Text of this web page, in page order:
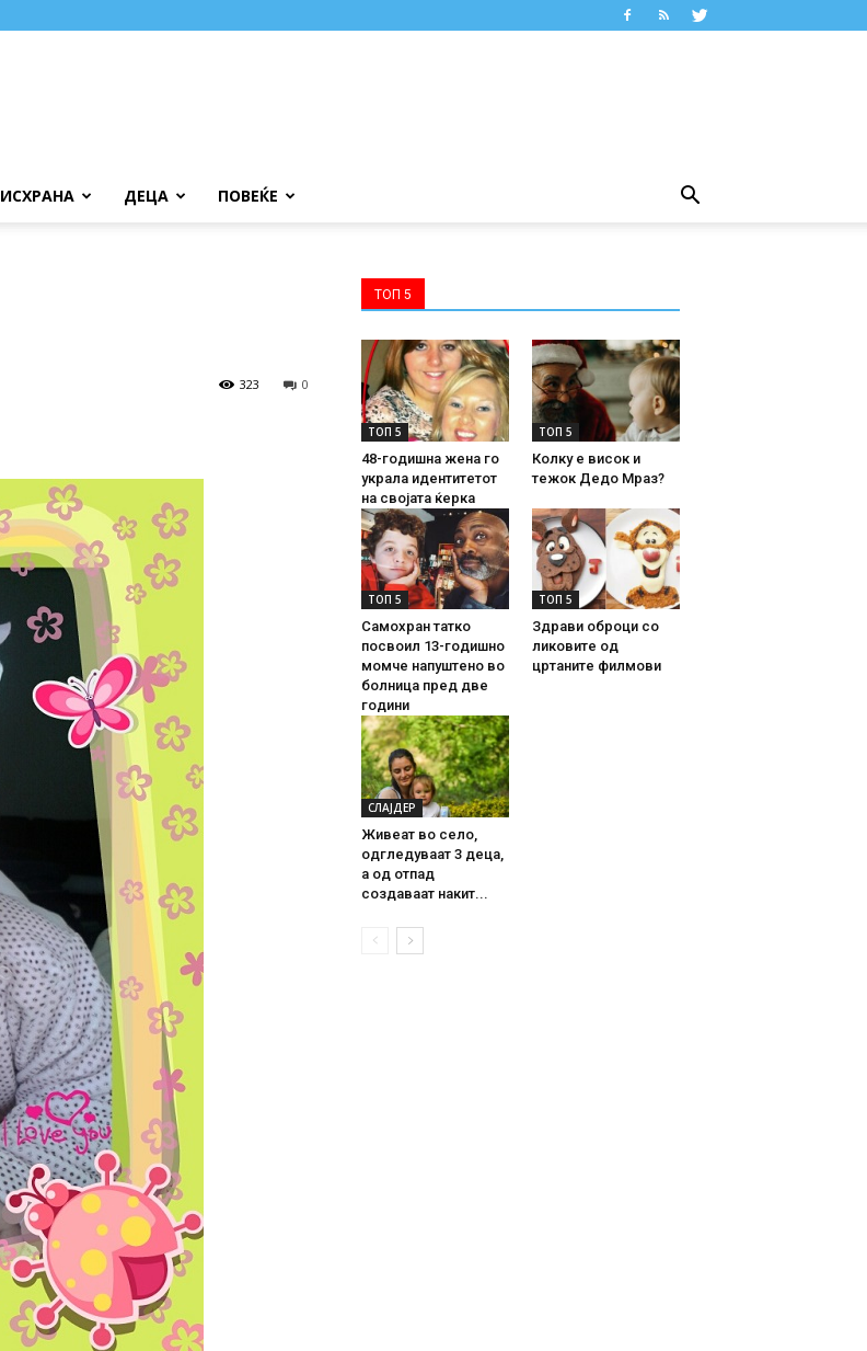
ИСХРАНА ДЕЦА ПОВЕЌЕ
0
323
ТОП 5
ТОП 5
48-годишна жена го
украла идентитетот
на својата ќерка
ТОП 5
Колку е висок и
тежок Дедо Мраз?
ТОП 5
Самохран татко
посвоил 13-годишно
момче напуштено во
болница пред две
години
ТОП 5
Здрави оброци со
ликовите од
цртаните филмови
СЛАЈДЕР
Живеат во село,
одгледуваат 3 деца,
а од отпад
создаваат накит...